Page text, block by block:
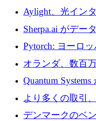
ユーロを寄付
Aylight、光イン
けて450万ユーロ
Sherpa.ai がデー
に 1,800 万ドルを
Pytorch: ヨーロ
ウェア層
オランダ、数百
との提携で軍用
ースト戦略を採
Quantum
米国の主要取引
る、6 月に欧州
より多くの取引
年 6 月に欧州の
デンマークのベ